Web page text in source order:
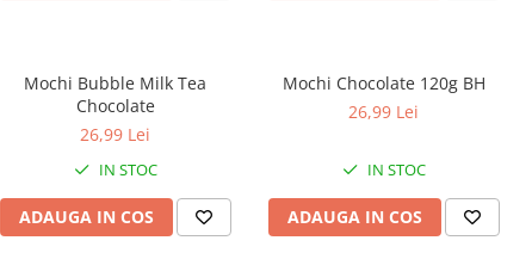
Mochi Bubble Milk Tea
Chocolate
26,99 Lei
IN STOC
ADAUGA IN COS
Mochi Chocolate 120g BH
26,99 Lei
IN STOC
ADAUGA IN COS